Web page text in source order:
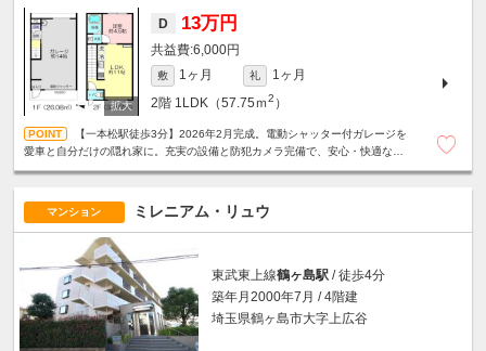
D 13万円
6,000円
敷 1ヶ月 礼
1ヶ月
2階 1LDK（57.75ｍ2 ）
【一本松駅徒歩3分】2026年2月完成。電動シャッター付ガレージを
愛車と自分だけの隠れ家に。充実の設備と防犯カメラ完備で、安心・快適なガ
マンション ミレニアム・リュウ
東武東上線鶴ヶ島駅 / 徒歩4分
築年月2000年7月 / 4階建
埼玉県鶴ヶ島市大字上広谷